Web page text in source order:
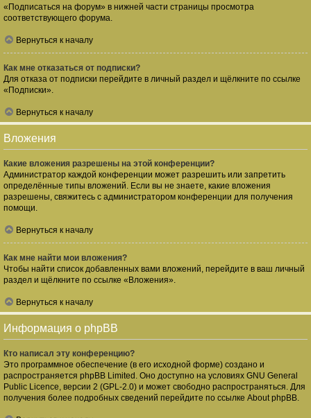
«Подписаться на форум» в нижней части страницы просмотра
соответствующего форума.
Вернуться к началу
Как мне отказаться от подписки?
Для отказа от подписки перейдите в личный раздел и щёлкните по ссылке
«Подписки».
Вернуться к началу
Вложения
Какие вложения разрешены на этой конференции?
Администратор каждой конференции может разрешить или запретить
определённые типы вложений. Если вы не знаете, какие вложения
разрешены, свяжитесь с администратором конференции для получения
помощи.
Вернуться к началу
Как мне найти мои вложения?
Чтобы найти список добавленных вами вложений, перейдите в ваш личный
раздел и щёлкните по ссылке «Вложения».
Вернуться к началу
Информация о phpBB
Кто написал эту конференцию?
Это программное обеспечение (в его исходной форме) создано и
распространяется phpBB Limited . Оно доступно на условиях GNU General
Public Licence, версии 2 (GPL-2.0) и может свободно распространяться. Для
получения более подробных сведений перейдите по ссылке About phpBB.